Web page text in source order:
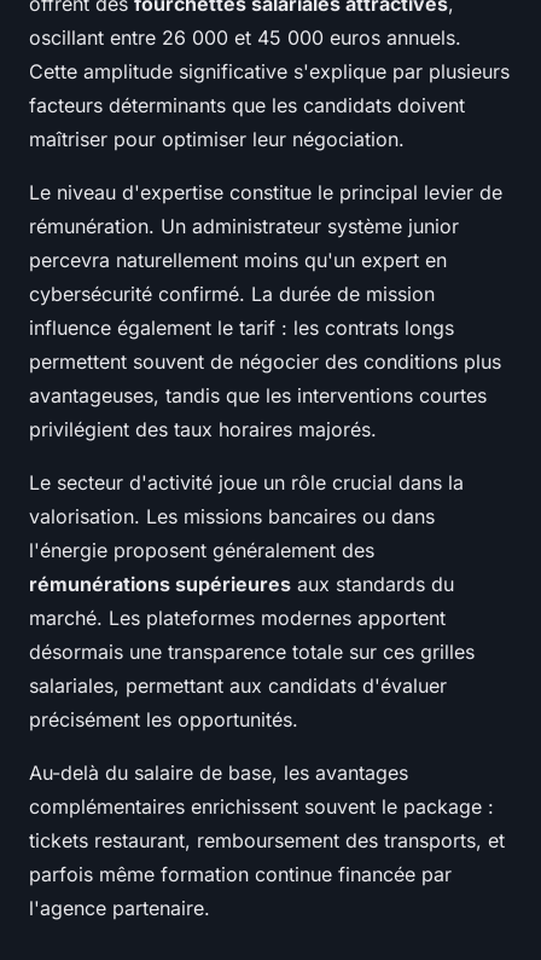
oscillant entre 26 000 et 45 000 euros annuels.
Cette amplitude significative s'explique par plusieurs
facteurs déterminants que les candidats doivent
maîtriser pour optimiser leur négociation.
Le niveau d'expertise constitue le principal levier de
rémunération. Un administrateur système junior
percevra naturellement moins qu'un expert en
cybersécurité confirmé. La durée de mission
influence également le tarif : les contrats longs
permettent souvent de négocier des conditions plus
avantageuses, tandis que les interventions courtes
privilégient des taux horaires majorés.
Le secteur d'activité joue un rôle crucial dans la
valorisation. Les missions bancaires ou dans
l'énergie proposent généralement des
rémunérations supérieures aux standards du
marché. Les plateformes modernes apportent
désormais une transparence totale sur ces grilles
salariales, permettant aux candidats d'évaluer
précisément les opportunités.
Au-delà du salaire de base, les avantages
complémentaires enrichissent souvent le package :
tickets restaurant, remboursement des transports, et
parfois même formation continue financée par
l'agence partenaire.